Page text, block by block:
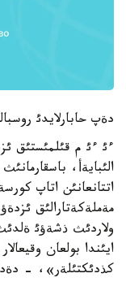
دةپ حابارلايدئ
ءئ ءئ م قئلمئستئق
اتتانعانئن اتاپ
مةملةكةتارالئق
ايئندا بولعان
كذدئكتئلةر»، -